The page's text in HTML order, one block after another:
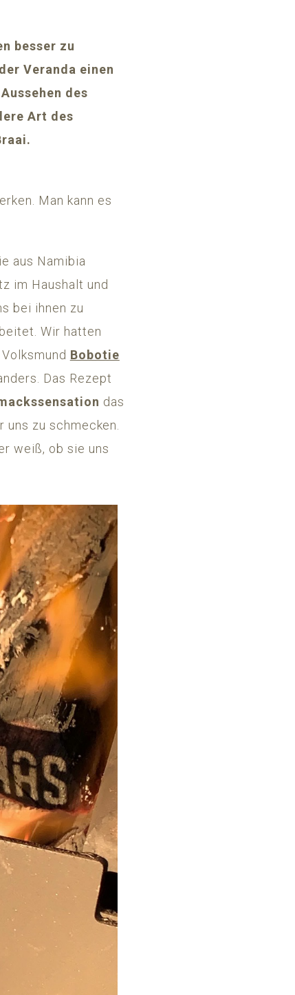
besser zu
Veranda einen
des
Art des
Man kann es
aus Namibia
im Haushalt und
bei ihnen zu
Wir hatten
Bobotie
Das Rezept
das
zu schmecken.
weiß, ob sie uns